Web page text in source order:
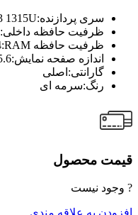
سری پردازنده:Core i3 1315U
ظرفیت حافظه داخلی:512GB SSD
ظرفیت حافظه 4GB DDR4:RAM
اندازه صفحه نمایش:15.6اینچ
گارانتی:اصلی
رنگ:سرمه ای
قیمت محصول
? وجود نیست